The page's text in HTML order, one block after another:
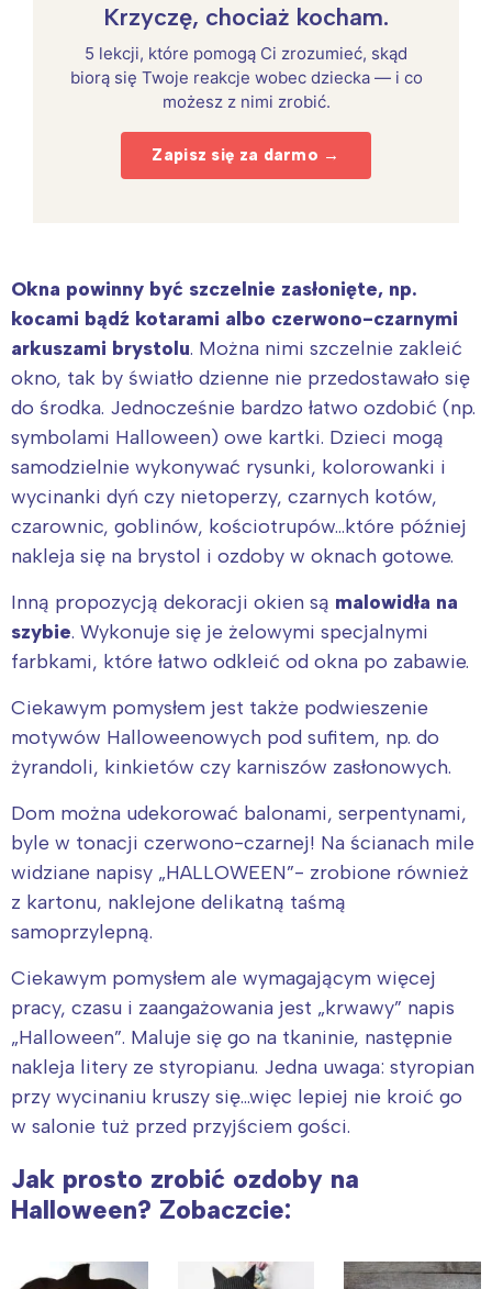
Krzyczę, chociaż kocham.
5 lekcji, które pomogą Ci zrozumieć, skąd
biorą się Twoje reakcje wobec dziecka — i co
możesz z nimi zrobić.
Zapisz się za darmo →
Okna powinny być szczelnie zasłonięte, np.
kocami bądź kotarami albo czerwono-czarnymi
arkuszami brystolu. Można nimi szczelnie zakleić
okno, tak by światło dzienne nie przedostawało się
do środka. Jednocześnie bardzo łatwo ozdobić (np.
symbolami Halloween) owe kartki. Dzieci mogą
samodzielnie wykonywać rysunki, kolorowanki i
wycinanki dyń czy nietoperzy, czarnych kotów,
czarownic, goblinów, kościotrupów…które później
nakleja się na brystol i ozdoby w oknach gotowe.
Inną propozycją dekoracji okien są malowidła na
szybie. Wykonuje się je żelowymi specjalnymi
farbkami, które łatwo odkleić od okna po zabawie.
Ciekawym pomysłem jest także podwieszenie
motywów Halloweenowych pod sufitem, np. do
żyrandoli, kinkietów czy karniszów zasłonowych.
Dom można udekorować balonami, serpentynami,
byle w tonacji czerwono-czarnej! Na ścianach mile
widziane napisy „HALLOWEEN”- zrobione również
z kartonu, naklejone delikatną taśmą
samoprzylepną.
Ciekawym pomysłem ale wymagającym więcej
pracy, czasu i zaangażowania jest „krwawy” napis
„Halloween”. Maluje się go na tkaninie, następnie
nakleja litery ze styropianu. Jedna uwaga: styropian
przy wycinaniu kruszy się…więc lepiej nie kroić go
w salonie tuż przed przyjściem gości.
Jak prosto zrobić ozdoby na
Halloween? Zobaczcie: